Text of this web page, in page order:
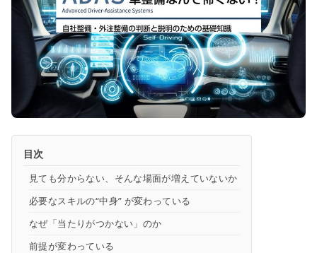
目次
見ても分からない、そんな場面が増えていないか
必要なスキルの“中身” が変わっている
なぜ「当たりがつかない」のか
前提が変わっている